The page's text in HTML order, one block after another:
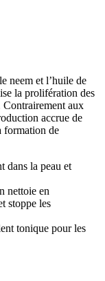
neem et l’huile de
la prolifération des
Contrairement aux
accrue de
formation de
dans la peau et
nettoie en
stoppe les
tonique pour les